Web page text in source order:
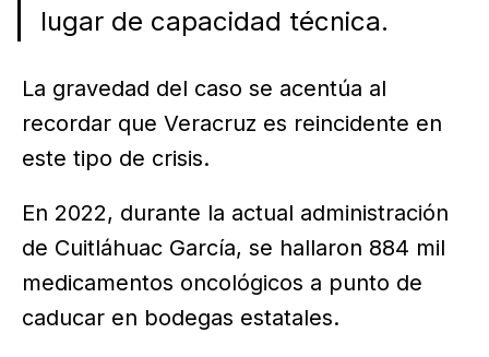
lugar de capacidad técnica.
La gravedad del caso se acentúa al
recordar que Veracruz es reincidente en
este tipo de crisis.
En 2022, durante la actual administración
de Cuitláhuac García, se hallaron 884 mil
medicamentos oncológicos a punto de
caducar en bodegas estatales.